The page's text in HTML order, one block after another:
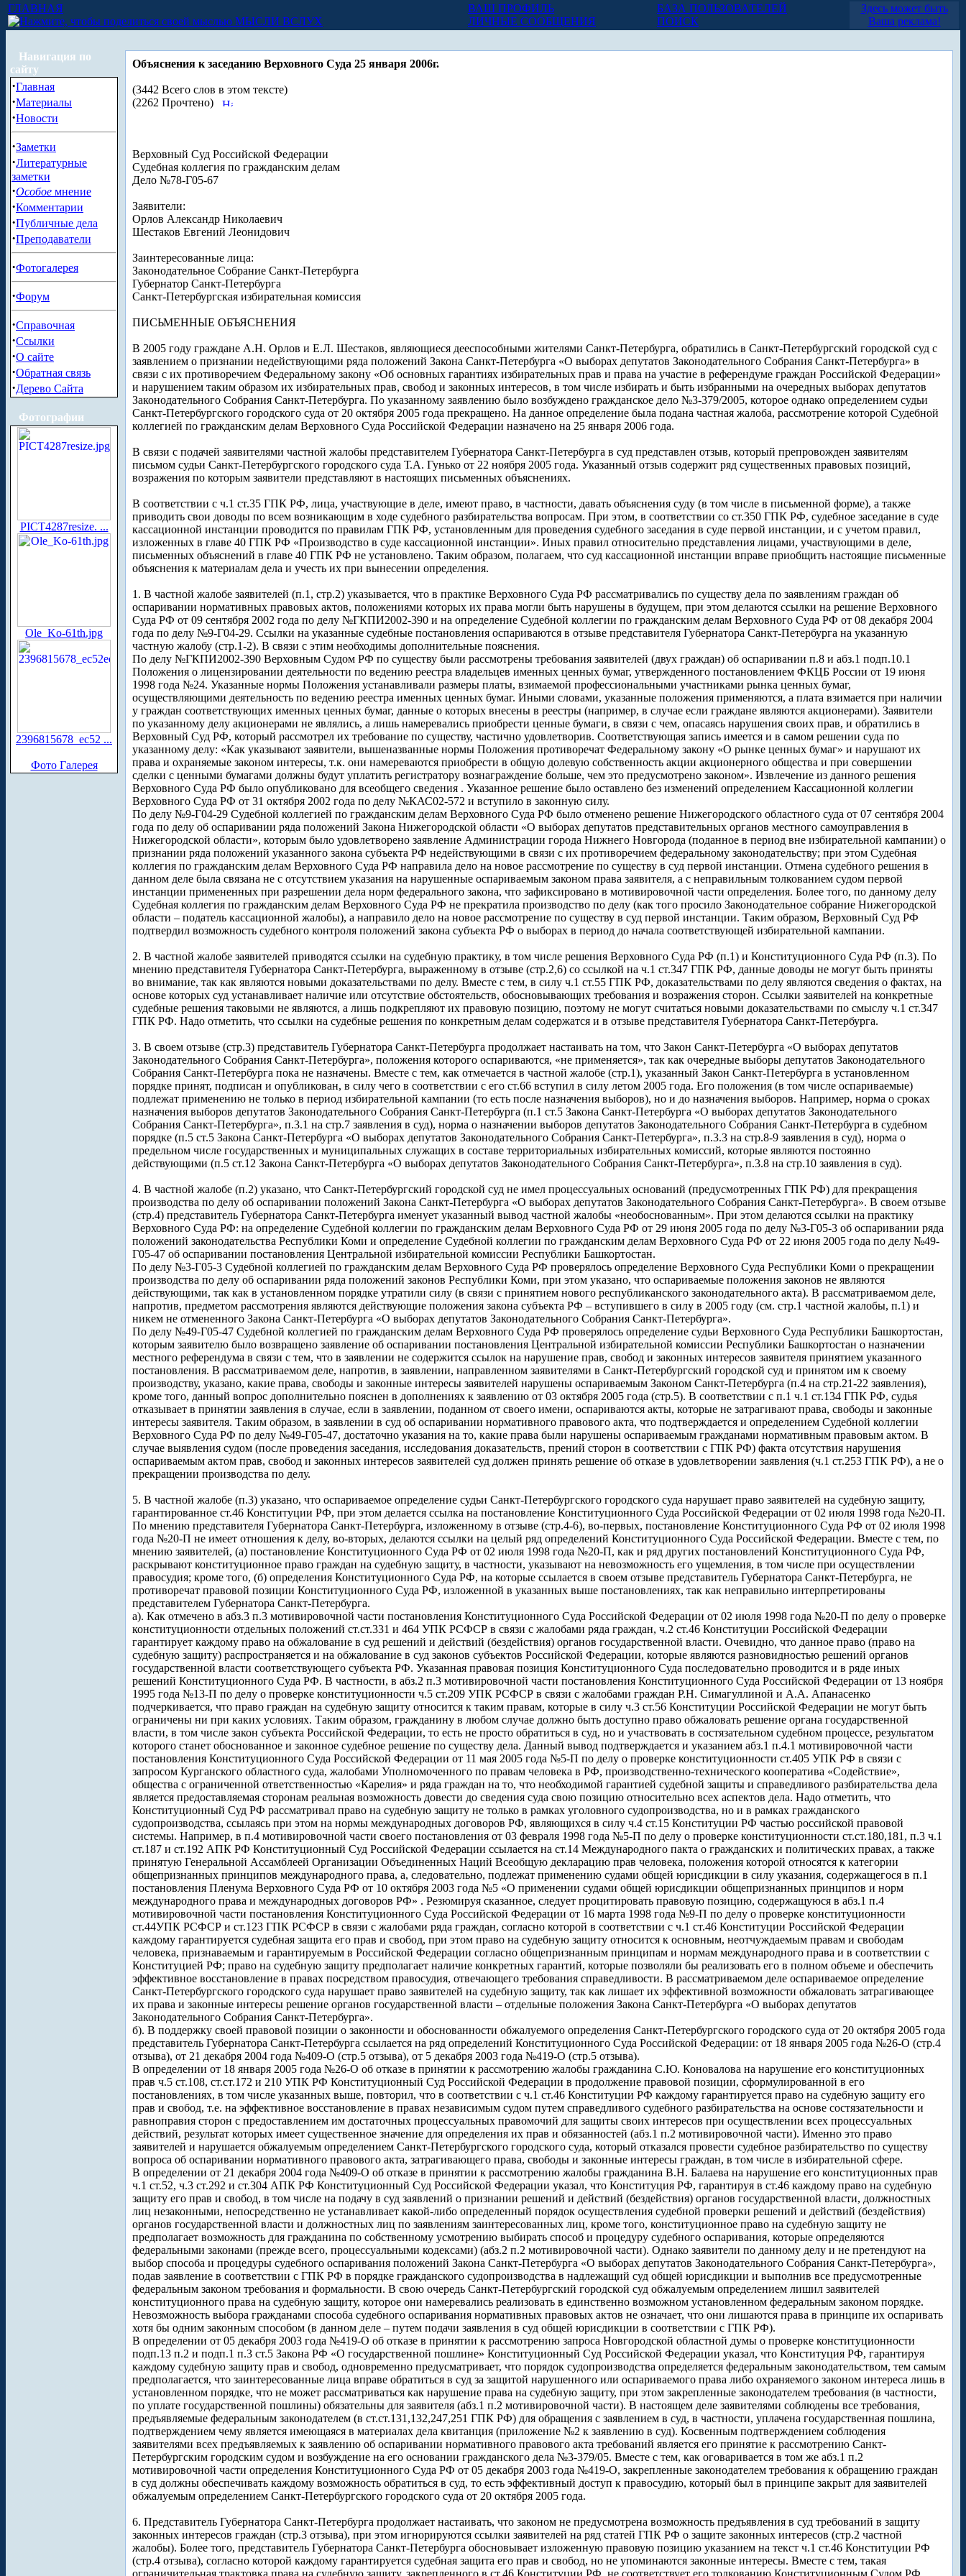
ГЛАВНАЯ
МЫСЛИ ВСЛУХ
ВАШ ПРОФИЛЬ
ЛИЧНЫЕ СООБЩЕНИЯ
БАЗА ПОЛЬЗОВАТЕЛЕЙ
ПОИСК
Здесь может быть
Ваша реклама!
Навигация по
сайту
·Главная
·Материалы
·Новости
·Заметки
·Литературные
заметки
·Особое мнение
·Комментарии
·Публичные дела
·Преподаватели
·Фотогалерея
·Форум
·Справочная
·Ссылки
·О сайте
·Обратная связь
·Дерево Сайта
Фотографии
PICT4287resize. ...
Ole_Ko-61th.jpg
2396815678_ec52 ...
Фото Галерея
Объяснения к заседанию Верховного Суда 25 января 2006г.
(3442 Всего слов в этом тексте)
(2262 Прочтено)
Верховный Суд Российской Федерации
Судебная коллегия по гражданским делам
Дело №78-Г05-67
Заявители:
Орлов Александр Николаевич
Шестаков Евгений Леонидович
Заинтересованные лица:
Законодательное Собрание Санкт-Петербурга
Губернатор Санкт-Петербурга
Санкт-Петербургская избирательная комиссия
ПИСЬМЕННЫЕ ОБЪЯСНЕНИЯ
В 2005 году граждане А.Н. Орлов и Е.Л. Шестаков, являющиеся дееспособными жителями Санкт-Петербурга, обратились в Санкт-Петербургский городской суд с
заявлением о признании недействующими ряда положений Закона Санкт-Петербурга «О выборах депутатов Законодательного Собрания Санкт-Петербурга» в
связи с их противоречием Федеральному закону «Об основных гарантиях избирательных прав и права на участие в референдуме граждан Российской Федерации»
и нарушением таким образом их избирательных прав, свобод и законных интересов, в том числе избирать и быть избранными на очередных выборах депутатов
Законодательного Собрания Санкт-Петербурга. По указанному заявлению было возбуждено гражданское дело №3-379/2005, которое однако определением судьи
Санкт-Петербургского городского суда от 20 октября 2005 года прекращено. На данное определение была подана частная жалоба, рассмотрение которой Судебной
коллегией по гражданским делам Верховного Суда Российской Федерации назначено на 25 января 2006 года.
В связи с подачей заявителями частной жалобы представителем Губернатора Санкт-Петербурга в суд представлен отзыв, который препровожден заявителям
письмом судьи Санкт-Петербургского городского суда Т.А. Гунько от 22 ноября 2005 года. Указанный отзыв содержит ряд существенных правовых позиций,
возражения по которым заявители представляют в настоящих письменных объяснениях.
В соответствии с ч.1 ст.35 ГПК РФ, лица, участвующие в деле, имеют право, в частности, давать объяснения суду (в том числе в письменной форме), а также
приводить свои доводы по всем возникающим в ходе судебного разбирательства вопросам. При этом, в соответствии со ст.350 ГПК РФ, судебное заседание в суде
кассационной инстанции проводится по правилам ГПК РФ, установленным для проведения судебного заседания в суде первой инстанции, и с учетом правил,
изложенных в главе 40 ГПК РФ «Производство в суде кассационной инстанции». Иных правил относительно представления лицами, участвующими в деле,
письменных объяснений в главе 40 ГПК РФ не установлено. Таким образом, полагаем, что суд кассационной инстанции вправе приобщить настоящие письменные
объяснения к материалам дела и учесть их при вынесении определения.
1. В частной жалобе заявителей (п.1, стр.2) указывается, что в практике Верховного Суда РФ рассматривались по существу дела по заявлениям граждан об
оспаривании нормативных правовых актов, положениями которых их права могли быть нарушены в будущем, при этом делаются ссылки на решение Верховного
Суда РФ от 09 сентября 2002 года по делу №ГКПИ2002-390 и на определение Судебной коллегии по гражданским делам Верховного Суда РФ от 08 декабря 2004
года по делу №9-Г04-29. Ссылки на указанные судебные постановления оспариваются в отзыве представителя Губернатора Санкт-Петербурга на указанную
частную жалобу (стр.1-2). В связи с этим необходимы дополнительные пояснения.
По делу №ГКПИ2002-390 Верховным Судом РФ по существу были рассмотрены требования заявителей (двух граждан) об оспаривании п.8 и абз.1 подп.10.1
Положения о лицензировании деятельности по ведению реестра владельцев именных ценных бумаг, утвержденного постановлением ФКЦБ России от 19 июня
1998 года №24. Указанные нормы Положения устанавливали размеры платы, взимаемой профессиональными участниками рынка ценных бумаг,
осуществляющими деятельность по ведению реестра именных ценных бумаг. Иными словами, указанные положения применяются, а плата взимается при наличии
у граждан соответствующих именных ценных бумаг, данные о которых внесены в реестры (например, в случае если граждане являются акционерами). Заявители
по указанному делу акционерами не являлись, а лишь намеревались приобрести ценные бумаги, в связи с чем, опасаясь нарушения своих прав, и обратились в
Верховный Суд РФ, который рассмотрел их требование по существу, частично удовлетворив. Соответствующая запись имеется и в самом решении суда по
указанному делу: «Как указывают заявители, вышеназванные нормы Положения противоречат Федеральному закону «О рынке ценных бумаг» и нарушают их
права и охраняемые законом интересы, т.к. они намереваются приобрести в общую долевую собственность акции акционерного общества и при совершении
сделки с ценными бумагами должны будут уплатить регистратору вознаграждение больше, чем это предусмотрено законом». Извлечение из данного решения
Верховного Суда РФ было опубликовано для всеобщего сведения . Указанное решение было оставлено без изменений определением Кассационной коллегии
Верховного Суда РФ от 31 октября 2002 года по делу №КАС02-572 и вступило в законную силу.
По делу №9-Г04-29 Судебной коллегией по гражданским делам Верховного Суда РФ было отменено решение Нижегородского областного суда от 07 сентября 2004
года по делу об оспаривании ряда положений Закона Нижегородской области «О выборах депутатов представительных органов местного самоуправления в
Нижегородской области», которым было удовлетворено заявление Администрации города Нижнего Новгорода (поданное в период вне избирательной кампании) о
признании ряда положений указанного закона субъекта РФ недействующими в связи с их противоречием федеральному законодательству; при этом Судебная
коллегия по гражданским делам Верховного Суда РФ направила дело на новое рассмотрение по существу в суд первой инстанции. Отмена судебного решения в
данном деле была связана не с отсутствием указания на нарушенные оспариваемым законом права заявителя, а с неправильным толкованием судом первой
инстанции примененных при разрешении дела норм федерального закона, что зафиксировано в мотивировочной части определения. Более того, по данному делу
Судебная коллегия по гражданским делам Верховного Суда РФ не прекратила производство по делу (как того просило Законодательное собрание Нижегородской
области – податель кассационной жалобы), а направило дело на новое рассмотрение по существу в суд первой инстанции. Таким образом, Верховный Суд РФ
подтвердил возможность судебного контроля положений закона субъекта РФ о выборах в период до начала соответствующей избирательной кампании.
2. В частной жалобе заявителей приводятся ссылки на судебную практику, в том числе решения Верховного Суда РФ (п.1) и Конституционного Суда РФ (п.3). По
мнению представителя Губернатора Санкт-Петербурга, выраженному в отзыве (стр.2,6) со ссылкой на ч.1 ст.347 ГПК РФ, данные доводы не могут быть приняты
во внимание, так как являются новыми доказательствами по делу. Вместе с тем, в силу ч.1 ст.55 ГПК РФ, доказательствами по делу являются сведения о фактах, на
основе которых суд устанавливает наличие или отсутствие обстоятельств, обосновывающих требования и возражения сторон. Ссылки заявителей на конкретные
судебные решения таковыми не являются, а лишь подкрепляют их правовую позицию, поэтому не могут считаться новыми доказательствами по смыслу ч.1 ст.347
ГПК РФ. Надо отметить, что ссылки на судебные решения по конкретным делам содержатся и в отзыве представителя Губернатора Санкт-Петербурга.
3. В своем отзыве (стр.3) представитель Губернатора Санкт-Петербурга продолжает настаивать на том, что Закон Санкт-Петербурга «О выборах депутатов
Законодательного Собрания Санкт-Петербурга», положения которого оспариваются, «не применяется», так как очередные выборы депутатов Законодательного
Собрания Санкт-Петербурга пока не назначены. Вместе с тем, как отмечается в частной жалобе (стр.1), указанный Закон Санкт-Петербурга в установленном
порядке принят, подписан и опубликован, в силу чего в соответствии с его ст.66 вступил в силу летом 2005 года. Его положения (в том числе оспариваемые)
подлежат применению не только в период избирательной кампании (то есть после назначения выборов), но и до назначения выборов. Например, норма о сроках
назначения выборов депутатов Законодательного Собрания Санкт-Петербурга (п.1 ст.5 Закона Санкт-Петербурга «О выборах депутатов Законодательного
Собрания Санкт-Петербурга», п.3.1 на стр.7 заявления в суд), норма о назначении выборов депутатов Законодательного Собрания Санкт-Петербурга в судебном
порядке (п.5 ст.5 Закона Санкт-Петербурга «О выборах депутатов Законодательного Собрания Санкт-Петербурга», п.3.3 на стр.8-9 заявления в суд), норма о
предельном числе государственных и муниципальных служащих в составе территориальных избирательных комиссий, которые являются постоянно
действующими (п.5 ст.12 Закона Санкт-Петербурга «О выборах депутатов Законодательного Собрания Санкт-Петербурга», п.3.8 на стр.10 заявления в суд).
4. В частной жалобе (п.2) указано, что Санкт-Петербургский городской суд не имел процессуальных оснований (предусмотренных ГПК РФ) для прекращения
производства по делу об оспаривании положений Закона Санкт-Петербурга «О выборах депутатов Законодательного Собрания Санкт-Петербурга». В своем отзыве
(стр.4) представитель Губернатора Санкт-Петербурга именует указанный вывод частной жалобы «необоснованным». При этом делаются ссылки на практику
Верховного Суда РФ: на определение Судебной коллегии по гражданским делам Верховного Суда РФ от 29 июня 2005 года по делу №3-Г05-3 об оспаривании ряда
положений законодательства Республики Коми и определение Судебной коллегии по гражданским делам Верховного Суда РФ от 22 июня 2005 года по делу №49-
Г05-47 об оспаривании постановления Центральной избирательной комиссии Республики Башкортостан.
По делу №3-Г05-3 Судебной коллегией по гражданским делам Верховного Суда РФ проверялось определение Верховного Суда Республики Коми о прекращении
производства по делу об оспаривании ряда положений законов Республики Коми, при этом указано, что оспариваемые положения законов не являются
действующими, так как в установленном порядке утратили силу (в связи с принятием нового республиканского законодательного акта). В рассматриваемом деле,
напротив, предметом рассмотрения являются действующие положения закона субъекта РФ – вступившего в силу в 2005 году (см. стр.1 частной жалобы, п.1) и
никем не отмененного Закона Санкт-Петербурга «О выборах депутатов Законодательного Собрания Санкт-Петербурга».
По делу №49-Г05-47 Судебной коллегией по гражданским делам Верховного Суда РФ проверялось определение судьи Верховного Суда Республики Башкортостан,
которым заявителю было возвращено заявление об оспаривании постановления Центральной избирательной комиссии Республики Башкортостан о назначении
местного референдума в связи с тем, что в заявлении не содержится ссылок на нарушение прав, свобод и законных интересов заявителя принятием указанного
постановления. В рассматриваемом деле, напротив, в заявлении, направленном заявителями в Санкт-Петербургский городской суд и принятом им к своему
производству, указано, какие права, свободы и законные интересы заявителей нарушены оспариваемым Законом Санкт-Петербурга (п.4 на стр.21-22 заявления),
кроме того, данный вопрос дополнительно пояснен в дополнениях к заявлению от 03 октября 2005 года (стр.5). В соответствии с п.1 ч.1 ст.134 ГПК РФ, судья
отказывает в принятии заявления в случае, если в заявлении, поданном от своего имени, оспариваются акты, которые не затрагивают права, свободы и законные
интересы заявителя. Таким образом, в заявлении в суд об оспаривании нормативного правового акта, что подтверждается и определением Судебной коллегии
Верховного Суда РФ по делу №49-Г05-47, достаточно указания на то, какие права были нарушены оспариваемым гражданами нормативным правовым актом. В
случае выявления судом (после проведения заседания, исследования доказательств, прений сторон в соответствии с ГПК РФ) факта отсутствия нарушения
оспариваемым актом прав, свобод и законных интересов заявителей суд должен принять решение об отказе в удовлетворении заявления (ч.1 ст.253 ГПК РФ), а не о
прекращении производства по делу.
5. В частной жалобе (п.3) указано, что оспариваемое определение судьи Санкт-Петербургского городского суда нарушает право заявителей на судебную защиту,
гарантированное ст.46 Конституции РФ, при этом делается ссылка на постановление Конституционного Суда Российской Федерации от 02 июля 1998 года №20-П.
По мнению представителя Губернатора Санкт-Петербурга, изложенному в отзыве (стр.4-6), во-первых, постановление Конституционного Суда РФ от 02 июля 1998
года №20-П не имеет отношения к делу, во-вторых, делаются ссылки на целый ряд определений Конституционного Суда Российской Федерации. Вместе с тем, по
мнению заявителей, (а) постановление Конституционного Суда РФ от 02 июля 1998 года №20-П, как и ряд других постановлений Конституционного Суда РФ,
раскрывают конституционное право граждан на судебную защиту, в частности, указывают на невозможность его ущемления, в том числе при осуществлении
правосудия; кроме того, (б) определения Конституционного Суда РФ, на которые ссылается в своем отзыве представитель Губернатора Санкт-Петербурга, не
противоречат правовой позиции Конституционного Суда РФ, изложенной в указанных выше постановлениях, так как неправильно интерпретированы
представителем Губернатора Санкт-Петербурга.
а). Как отмечено в абз.3 п.3 мотивировочной части постановления Конституционного Суда Российской Федерации от 02 июля 1998 года №20-П по делу о проверке
конституционности отдельных положений ст.ст.331 и 464 УПК РСФСР в связи с жалобами ряда граждан, ч.2 ст.46 Конституции Российской Федерации
гарантирует каждому право на обжалование в суд решений и действий (бездействия) органов государственной власти. Очевидно, что данное право (право на
судебную защиту) распространяется и на обжалование в суд законов субъектов Российской Федерации, которые являются разновидностью решений органов
государственной власти соответствующего субъекта РФ. Указанная правовая позиция Конституционного Суда последовательно проводится и в ряде иных
решений Конституционного Суда РФ. В частности, в абз.2 п.3 мотивировочной части постановления Конституционного Суда Российской Федерации от 13 ноября
1995 года №13-П по делу о проверке конституционности ч.5 ст.209 УПК РСФСР в связи с жалобами граждан Р.Н. Симагуллиной и А.А. Апанасенко
подчеркивается, что право граждан на судебную защиту относится к таким правам, которые в силу ч.3 ст.56 Конституции Российской Федерации не могут быть
ограничены ни при каких условиях. Таким образом, гражданину в любом случае должно быть доступно право обжаловать решение органа государственной
власти, в том числе закон субъекта Российской Федерации, то есть не просто обратиться в суд, но и участвовать в состязательном судебном процессе, результатом
которого станет обоснованное и законное судебное решение по существу дела. Данный вывод подтверждается и указанием абз.1 п.4.1 мотивировочной части
постановления Конституционного Суда Российской Федерации от 11 мая 2005 года №5-П по делу о проверке конституционности ст.405 УПК РФ в связи с
запросом Курганского областного суда, жалобами Уполномоченного по правам человека в РФ, производственно-технического кооператива «Содействие»,
общества с ограниченной ответственностью «Карелия» и ряда граждан на то, что необходимой гарантией судебной защиты и справедливого разбирательства дела
является предоставляемая сторонам реальная возможность довести до сведения суда свою позицию относительно всех аспектов дела. Надо отметить, что
Конституционный Суд РФ рассматривал право на судебную защиту не только в рамках уголовного судопроизводства, но и в рамках гражданского
судопроизводства, ссылаясь при этом на нормы международных договоров РФ, являющихся в силу ч.4 ст.15 Конституции РФ частью российской правовой
системы. Например, в п.4 мотивировочной части своего постановления от 03 февраля 1998 года №5-П по делу о проверке конституционности ст.ст.180,181, п.3 ч.1
ст.187 и ст.192 АПК РФ Конституционный Суд Российской Федерации ссылается на ст.14 Международного пакта о гражданских и политических правах, а также
принятую Генеральной Ассамблеей Организации Объединенных Наций Всеобщую декларацию прав человека, положения которой относятся к категории
общепризнанных принципов международного права, а, следовательно, подлежат применению судами общей юрисдикции в силу указания, содержащегося в п.1
постановления Пленума Верховного Суда РФ от 10 октября 2003 года №5 «О применении судами общей юрисдикции общепризнанных принципов и норм
международного права и международных договоров РФ» . Резюмируя сказанное, следует процитировать правовую позицию, содержащуюся в абз.1 п.4
мотивировочной части постановления Конституционного Суда Российской Федерации от 16 марта 1998 года №9-П по делу о проверке конституционности
ст.44УПК РСФСР и ст.123 ГПК РСФСР в связи с жалобами ряда граждан, согласно которой в соответствии с ч.1 ст.46 Конституции Российской Федерации
каждому гарантируется судебная защита его прав и свобод, при этом право на судебную защиту относится к основным, неотчуждаемым правам и свободам
человека, признаваемым и гарантируемым в Российской Федерации согласно общепризнанным принципам и нормам международного права и в соответствии с
Конституцией РФ; право на судебную защиту предполагает наличие конкретных гарантий, которые позволяли бы реализовать его в полном объеме и обеспечить
эффективное восстановление в правах посредством правосудия, отвечающего требования справедливости. В рассматриваемом деле оспариваемое определение
Санкт-Петербургского городского суда нарушает право заявителей на судебную защиту, так как лишает их эффективной возможности обжаловать затрагивающее
их права и законные интересы решение органов государственной власти – отдельные положения Закона Санкт-Петербурга «О выборах депутатов
Законодательного Собрания Санкт-Петербурга».
б). В поддержку своей правовой позиции о законности и обоснованности обжалуемого определения Санкт-Петербургского городского суда от 20 октября 2005 года
представитель Губернатора Санкт-Петербурга ссылается на ряд определений Конституционного Суда Российской Федерации: от 18 января 2005 года №26-О (стр.4
отзыва), от 21 декабря 2004 года №409-О (стр.5 отзыва), от 5 декабря 2003 года №419-О (стр.5 отзыва).
В определении от 18 января 2005 года №26-О об отказе в принятии к рассмотрению жалобы гражданина С.Ю. Коновалова на нарушение его конституционных
прав ч.5 ст.108, ст.ст.172 и 210 УПК РФ Конституционный Суд Российской Федерации в продолжение правовой позиции, сформулированной в его
постановлениях, в том числе указанных выше, повторил, что в соответствии с ч.1 ст.46 Конституции РФ каждому гарантируется право на судебную защиту его
прав и свобод, т.е. на эффективное восстановление в правах независимым судом путем справедливого судебного разбирательства на основе состязательности и
равноправия сторон с предоставлением им достаточных процессуальных правомочий для защиты своих интересов при осуществлении всех процессуальных
действий, результат которых имеет существенное значение для определения их прав и обязанностей (абз.1 п.2 мотивировочной части). Именно это право
заявителей и нарушается обжалуемым определением Санкт-Петербургского городского суда, который отказался провести судебное разбирательство по существу
вопроса об оспаривании нормативного правового акта, затрагивающего права, свободы и законные интересы граждан, в том числе в избирательной сфере.
В определении от 21 декабря 2004 года №409-О об отказе в принятии к рассмотрению жалобы гражданина В.Н. Балаева на нарушение его конституционных прав
ч.1 ст.52, ч.3 ст.292 и ст.304 АПК РФ Конституционный Суд Российской Федерации указал, что Конституция РФ, гарантируя в ст.46 каждому право на судебную
защиту его прав и свобод, в том числе на подачу в суд заявлений о признании решений и действий (бездействия) органов государственной власти, должностных
лиц незаконными, непосредственно не устанавливает какой-либо определенный порядок осуществления судебной проверки решений и действий (бездействия)
органов государственной власти и должностных лиц по заявлениям заинтересованных лиц, кроме того, конституционное право на судебную защиту не
предполагает возможность для гражданина по собственному усмотрению выбирать способ и процедуру судебного оспаривания, которые определяются
федеральными законами (прежде всего, процессуальными кодексами) (абз.2 п.2 мотивировочной части). Однако заявители по данному делу и не претендуют на
выбор способа и процедуры судебного оспаривания положений Закона Санкт-Петербурга «О выборах депутатов Законодательного Собрания Санкт-Петербурга»,
подав заявление в соответствии с ГПК РФ в порядке гражданского судопроизводства в надлежащий суд общей юрисдикции и выполнив все предусмотренные
федеральным законом требования и формальности. В свою очередь Санкт-Петербургский городской суд обжалуемым определением лишил заявителей
конституционного права на судебную защиту, которое они намеревались реализовать в единственно возможном установленном федеральным законом порядке.
Невозможность выбора гражданами способа судебного оспаривания нормативных правовых актов не означает, что они лишаются права в принципе их оспаривать
хотя бы одним законным способом (в данном деле – путем подачи заявления в суд общей юрисдикции в соответствии с ГПК РФ).
В определении от 05 декабря 2003 года №419-О об отказе в принятии к рассмотрению запроса Новгородской областной думы о проверке конституционности
подп.13 п.2 и подп.1 п.3 ст.5 Закона РФ «О государственной пошлине» Конституционный Суд Российской Федерации указал, что Конституция РФ, гарантируя
каждому судебную защиту прав и свобод, одновременно предусматривает, что порядок судопроизводства определяется федеральным законодательством, тем самым
предполагается, что заинтересованные лица вправе обратиться в суд за защитой нарушенного или оспариваемого права либо охраняемого законом интереса лишь в
установленном порядке, что не может рассматриваться как нарушение права на судебную защиту, при этом закрепленные законодателем требования (в частности,
по уплате государственной пошлины) обязательны для заявителя (абз.1 п.2 мотивировочной части). В настоящем деле заявителями соблюдены все требования,
предъявляемые федеральным законодателем (в ст.ст.131,132,247,251 ГПК РФ) для обращения с заявлением в суд, в частности, уплачена государственная пошлина,
подтверждением чему является имеющаяся в материалах дела квитанция (приложение №2 к заявлению в суд). Косвенным подтверждением соблюдения
заявителями всех предъявляемых к заявлению об оспаривании нормативного правового акта требований является его принятие к рассмотрению Санкт-
Петербургским городским судом и возбуждение на его основании гражданского дела №3-379/05. Вместе с тем, как оговаривается в том же абз.1 п.2
мотивировочной части определения Конституционного Суда РФ от 05 декабря 2003 года №419-О, закрепленные законодателем требования к обращению граждан
в суд должны обеспечивать каждому возможность обратиться в суд, то есть эффективный доступ к правосудию, который был в принципе закрыт для заявителей
обжалуемым определением Санкт-Петербургского городского суда от 20 октября 2005 года.
6. Представитель Губернатора Санкт-Петербурга продолжает настаивать, что законом не предусмотрена возможность предъявления в суд требований в защиту
законных интересов граждан (стр.3 отзыва), при этом игнорируются ссылки заявителей на ряд статей ГПК РФ о защите законных интересов (стр.2 частной
жалобы). Более того, представитель Губернатора Санкт-Петербурга обосновывает изложенную правовую позицию указанием на текст ч.1 ст.46 Конституции РФ
(стр.4 отзыва), согласно которой каждому гарантируется судебная защита его прав и свобод, но не упоминаются законные интересы. Вместе с тем, такая
ограничительная трактовка права на судебную защиту, закрепленного в ст.46 Конституции РФ, не соответствует его толкованию Конституционным Судом РФ.